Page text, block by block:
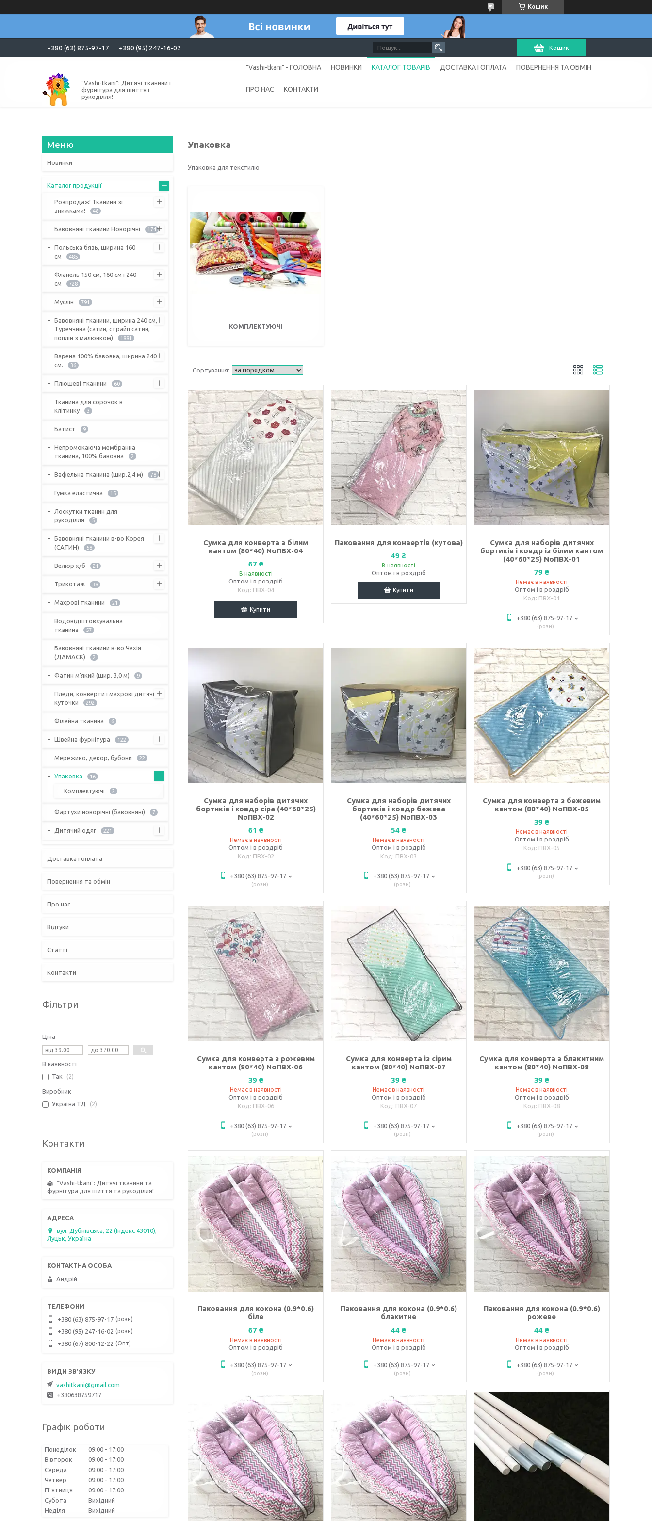
Кошик
+380 (63) 875-97-17 +380 (95) 247-16-02 Кошик
"Vashi-tkani": Дитячі тканини і
фурнітура для шиття і
рукоділля!
"Vashi-tkani" - ГОЛОВНА НОВИНКИ КАТАЛОГ ТОВАРІВ ДОСТАВКА І ОПЛАТА ПОВЕРНЕННЯ ТА ОБМІН
ПРО НАС КОНТАКТИ
Упаковка
Упаковка для текстилю
КОМПЛЕКТУЮЧІ
Сумка для конверта з білим
кантом (80*40) NoПВХ-04
67 ₴
В наявності
Оптом і в роздріб
ПВХ-04
Купити
Паковання для конвертів (кутова)
49 ₴
В наявності
Оптом і в роздріб
Купити
Сумка для наборів дитячих
бортиків і ковдр із білим кантом
(40*60*25) NoПВХ-01
79 ₴
Немає в наявності
Оптом і в роздріб
ПВХ-01
+380 (63) 875-97-17
розн
Сумка для наборів дитячих
бортиків і ковдр сіра (40*60*25)
NoПВХ-02
61 ₴
Немає в наявності
Оптом і в роздріб
ПВХ-02
+380 (63) 875-97-17
розн
Сумка для наборів дитячих
бортиків і ковдр бежева
(40*60*25) NoПВХ-03
54 ₴
Немає в наявності
Оптом і в роздріб
ПВХ-03
+380 (63) 875-97-17
розн
Сумка для конверта з бежевим
кантом (80*40) NoПВХ-05
39 ₴
Немає в наявності
Оптом і в роздріб
ПВХ-05
+380 (63) 875-97-17
розн
Сумка для конверта з рожевим
кантом (80*40) NoПВХ-06
39 ₴
Немає в наявності
Оптом і в роздріб
ПВХ-06
+380 (63) 875-97-17
розн
Сумка для конверта із сірим
кантом (80*40) NoПВХ-07
39 ₴
Немає в наявності
Оптом і в роздріб
ПВХ-07
+380 (63) 875-97-17
розн
Сумка для конверта з блакитним
кантом (80*40) NoПВХ-08
39 ₴
Немає в наявності
Оптом і в роздріб
ПВХ-08
+380 (63) 875-97-17
розн
Паковання для кокона (0.9*0.6)
біле
67 ₴
Немає в наявності
Оптом і в роздріб
+380 (63) 875-97-17
розн
Паковання для кокона (0.9*0.6)
блакитне
44 ₴
Немає в наявності
Оптом і в роздріб
+380 (63) 875-97-17
розн
Паковання для кокона (0.9*0.6)
рожеве
44 ₴
Немає в наявності
Оптом і в роздріб
+380 (63) 875-97-17
розн
Новинки
Каталог продукції
Розпродаж! Тканини зі
знижками!
48
Бавовняні тканини Новорічні 174
Польська бязь, ширина 160
см
485
Фланель 150 см, 160 см і 240
см
728
Муслін 791
Бавовняні тканини, ширина 240 см,
Туреччина (сатин, страйп сатин,
поплін з малюнком)
1881
Варена 100% бавовна, ширина 240
см.
36
Плюшеві тканини 60
Тканина для сорочок в
клітинку
3
Батист 9
Непромокаюча мембранна
тканина, 100% бавовна
2
Вафельна тканина (шир.2,4 м) 78
Гумка еластична 15
Лоскутки тканин для
рукоділля
5
Бавовняні тканини в-во Корея
(САТИН)
58
Велюр х/б 21
Трикотаж 38
Махрові тканини 21
Водовідштовхувальна
тканина
57
Бавовняні тканини в-во Чехія
(ДАМАСК)
2
Фатин м'який (шир. 3,0 м) 9
Пледи, конверти і махрові дитячі
куточки
292
Філейна тканина 6
Швейна фурнітура 122
Мереживо, декор, бубони 22
Упаковка 16
Комплектуючі 2
Фартухи новорічні (бавовняні) 7
Дитячий одяг 221
Доставка і оплата
Повернення та обмін
Про нас
Відгуки
Статті
Контакти
Фільтри
Ціна
В наявності
Так
2
Виробник
Україна ТД
2
Контакти
"Vashi-tkani": Дитячі тканини та
фурнітура для шиття та рукоділля!
вул. Дубнівська, 22 (Індекс 43010),
Луцьк, Україна
Андрій
+380 (63) 875-97-17 розн
+380 (95) 247-16-02 розн
+380 (67) 800-12-22 Опт
vashitkani@gmail.com
+380638759717
Графік роботи
Понеділок 09:00
17:00
Вівторок
09:00
17:00
Середа
09:00
17:00
Четвер
09:00
17:00
Пʼятниця
09:00
17:00
Субота
Вихідний
Неділя
Вихідний